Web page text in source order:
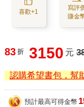
喜歡+1
寫評
賺金
83 折 3150 元
認購希望書包，幫
預計最高可得金幣